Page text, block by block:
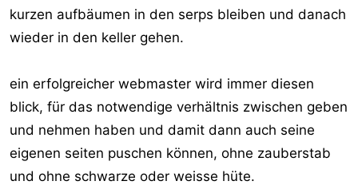
kurzen aufbäumen in den serps bleiben und danach
wieder in den keller gehen.
ein erfolgreicher webmaster wird immer diesen
blick, für das notwendige verhältnis zwischen geben
und nehmen haben und damit dann auch seine
eigenen seiten puschen können, ohne zauberstab
und ohne schwarze oder weisse hüte.